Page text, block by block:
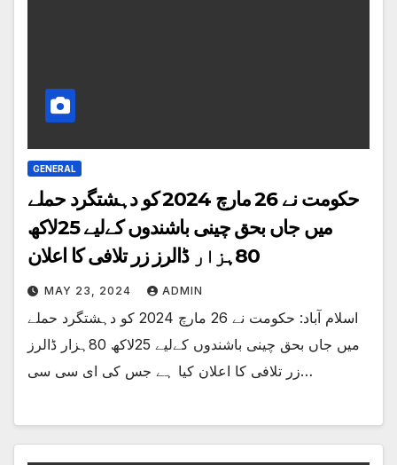
GENERAL
حکومت نے 26 مارچ 2024 کو دہشتگرد حملے
میں جاں بحق چینی باشندوں کےلیے 25لاکھ
80ہزار ڈالرز زر تلافی کا اعلان
MAY 23, 2024 ADMIN
اسلام آباد: حکومت نے 26 مارچ 2024 کو دہشتگرد حملے
میں جاں بحق چینی باشندوں کےلیے 25لاکھ 80ہزار ڈالرز
زر تلافی کا اعلان کیا ہے جس کی ای سی سی…